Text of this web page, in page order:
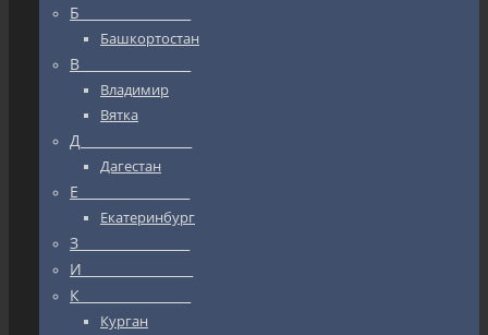
Б_________________
Башкортостан
В_________________
Владимир
Вятка
Д_________________
Дагестан
Е_________________
Екатеринбург
З_________________
И_________________
К_________________
Курган